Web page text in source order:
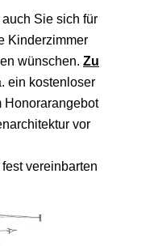
Sie sich für
Kinderzimmer
wünschen. Zu
ein kostenloser
Honorarangebot
vor
vereinbarten